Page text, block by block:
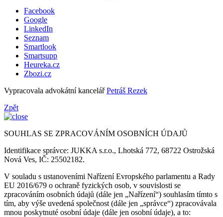
Facebook
Google
LinkedIn
Seznam
Smartlook
Smartsupp
Heureka.cz
Zbozi.cz
Vypracovala advokátní kancelářPetráš Rezek
Zpět
SOUHLAS SE ZPRACOVÁNÍM OSOBNÍCH ÚDAJŮ
Identifikace správce: JUKKA s.r.o., Lhotská 772, 68722 Ostrožská
Nová Ves, IČ: 25502182.
V souladu s ustanoveními Nařízení Evropského parlamentu a Rady
EU 2016/679 o ochraně fyzických osob, v souvislosti se
zpracováním osobních údajů (dále jen „Nařízení“) souhlasím tímto s
tím, aby výše uvedená společnost (dále jen „správce“) zpracovávala
mnou poskytnuté osobní údaje (dále jen osobní údaje), a to: